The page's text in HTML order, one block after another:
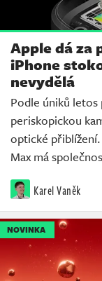
Apple dá za
iPhone
nevydělá
Podle úniků
periskopickou
optické
Max má
Karel Vaněk
NOVINKA